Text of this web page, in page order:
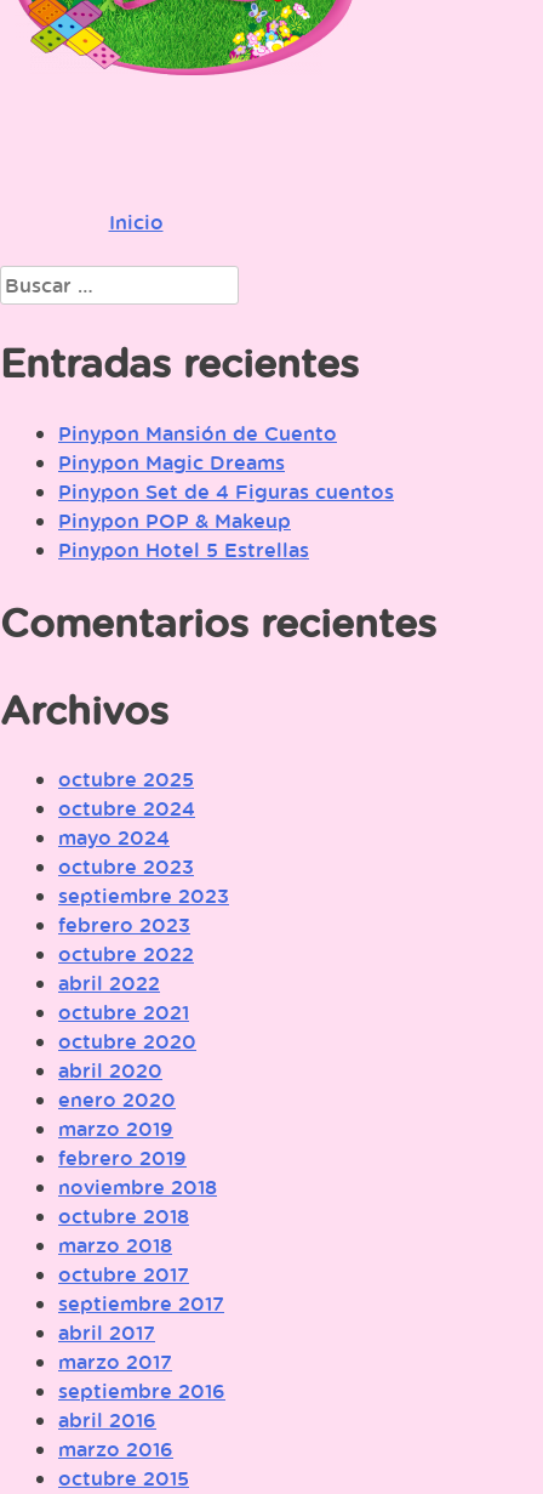
Navegación
de
entradas
Inicio
Buscar:
Entradas recientes
Pinypon Mansión de Cuento
Pinypon Magic Dreams
Pinypon Set de 4 Figuras cuentos
Pinypon POP & Makeup
Pinypon Hotel 5 Estrellas
Comentarios recientes
Archivos
octubre 2025
octubre 2024
mayo 2024
octubre 2023
septiembre 2023
febrero 2023
octubre 2022
abril 2022
octubre 2021
octubre 2020
abril 2020
enero 2020
marzo 2019
febrero 2019
noviembre 2018
octubre 2018
marzo 2018
octubre 2017
septiembre 2017
abril 2017
marzo 2017
septiembre 2016
abril 2016
marzo 2016
octubre 2015